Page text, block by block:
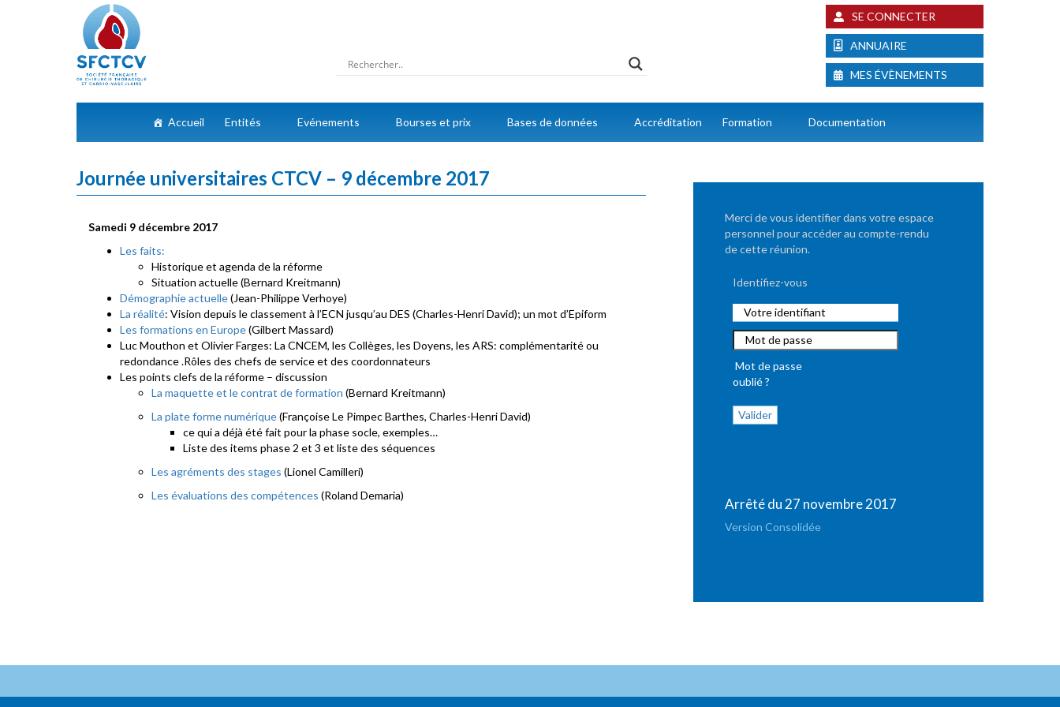
SE CONNECTER
ANNUAIRE
MES ÉVÈNEMENTS
Accueil Entités Evénements Bourses et prix Bases de données Accréditation Formation Documentation
Journée universitaires CTCV – 9 décembre 2017
Samedi 9 décembre 2017
Les faits:
Historique et agenda de la réforme
Situation actuelle (Bernard Kreitmann)
Démographie actuelle(Jean-Philippe Verhoye)
La réalité: Vision depuis le classement à l’ECN jusqu’au DES (Charles-Henri David); un mot d’Epiform
Les formations en Europe(Gilbert Massard)
Luc Mouthon et Olivier Farges: La CNCEM, les Collèges, les Doyens, les ARS: complémentarité ou
redondance .Rôles des chefs de service et des coordonnateurs
Les points clefs de la réforme – discussion
La maquette et le contrat de formation (Bernard Kreitmann)
La plate forme numérique(Françoise Le Pimpec Barthes, Charles-Henri David)
ce qui a déjà été fait pour la phase socle, exemples…
Liste des items phase 2 et 3 et liste des séquences
Les agréments des stages (Lionel Camilleri)
Les évaluations des compétences (Roland Demaria)
Merci de vous identifier dans votre espace
personnel pour accéder au compte-rendu
de cette réunion.
Identifiez-vous
Mot de passe
oublié ?
Arrêté du 27 novembre 2017
Version Consolidée